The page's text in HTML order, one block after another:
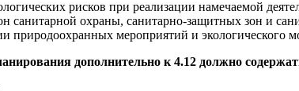
рисков при реализации намечаемой
санитарной охраны, санитарно-защитных зон и
природоохранных мероприятий и экологического
дополнительно к 4.12 должно